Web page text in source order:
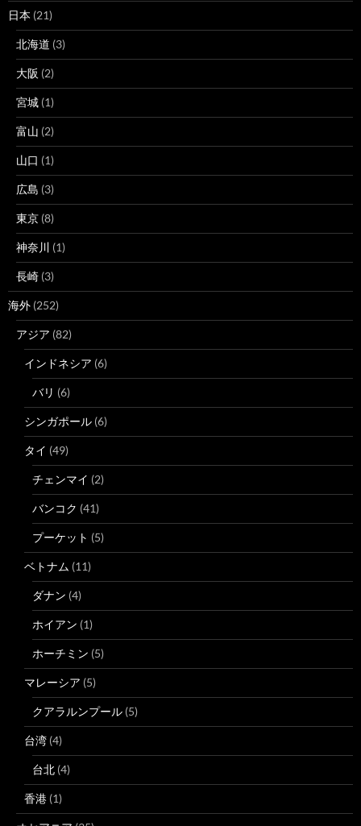
日本 (21)
北海道 (3)
大阪 (2)
宮城 (1)
富山 (2)
山口 (1)
広島 (3)
東京 (8)
神奈川 (1)
長崎 (3)
海外 (252)
アジア (82)
インドネシア (6)
バリ (6)
シンガポール (6)
タイ (49)
チェンマイ (2)
バンコク (41)
プーケット (5)
ベトナム (11)
ダナン (4)
ホイアン (1)
ホーチミン (5)
マレーシア (5)
クアラルンプール (5)
台湾 (4)
台北 (4)
香港 (1)